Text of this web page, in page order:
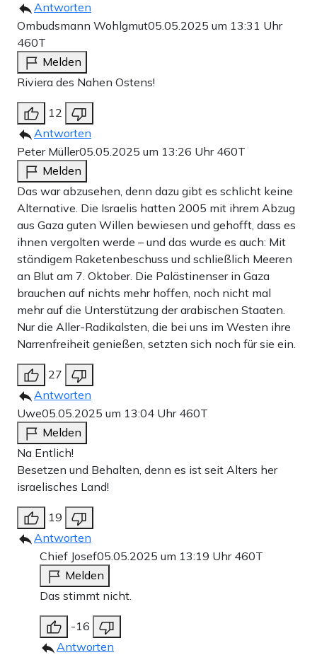
Antworten
Ombudsmann Wohlgmut05.05.2025 um 13:31 Uhr
460T
Melden
Riviera des Nahen Ostens!
12
Antworten
Peter Müller05.05.2025 um 13:26 Uhr 460T
Melden
Das war abzusehen, denn dazu gibt es schlicht keine
Alternative. Die Israelis hatten 2005 mit ihrem Abzug
aus Gaza guten Willen bewiesen und gehofft, dass es
ihnen vergolten werde – und das wurde es auch: Mit
ständigem Raketenbeschuss und schließlich Meeren
an Blut am 7. Oktober. Die Palästinenser in Gaza
brauchen auf nichts mehr hoffen, noch nicht mal
mehr auf die Unterstützung der arabischen Staaten.
Nur die Aller-Radikalsten, die bei uns im Westen ihre
Narrenfreiheit genießen, setzten sich noch für sie ein.
27
Antworten
Uwe05.05.2025 um 13:04 Uhr 460T
Melden
Na Entlich!
Besetzen und Behalten, denn es ist seit Alters her
israelisches Land!
19
Antworten
Chief Josef05.05.2025 um 13:19 Uhr 460T
Melden
Das stimmt nicht.
-16
Antworten